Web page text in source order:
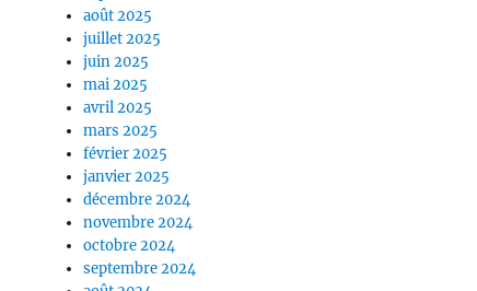
août 2025
juillet 2025
juin 2025
mai 2025
avril 2025
mars 2025
février 2025
janvier 2025
décembre 2024
novembre 2024
octobre 2024
septembre 2024